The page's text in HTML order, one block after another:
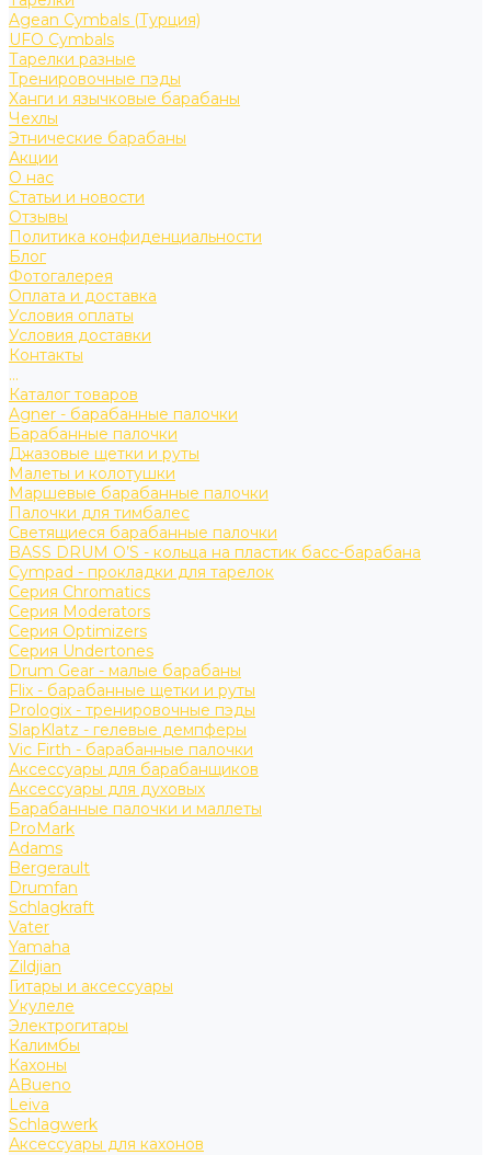
Agean Cymbals (Турция)
UFO Cymbals
Тарелки разные
Тренировочные пэды
Ханги и язычковые барабаны
Чехлы
Этнические барабаны
Акции
О нас
Статьи и новости
Отзывы
Политика конфиденциальности
Блог
Фотогалерея
Оплата и доставка
Условия оплаты
Условия доставки
Контакты
...
Каталог товаров
Agner - барабанные палочки
Барабанные палочки
Джазовые щетки и руты
Малеты и колотушки
Маршевые барабанные палочки
Палочки для тимбалес
Светящиеся барабанные палочки
BASS DRUM O’S - кольца на пластик басс-барабана
Cympad - прокладки для тарелок
Серия Chromatics
Серия Moderators
Серия Optimizers
Серия Undertones
Drum Gear - малые барабаны
Flix - барабанные щетки и руты
Prologix - тренировочные пэды
SlapKlatz - гелевые демпферы
Vic Firth - барабанные палочки
Аксессуары для барабанщиков
Аксессуары для духовых
Барабанные палочки и маллеты
ProMark
Adams
Bergerault
Drumfan
Schlagkraft
Vater
Yamaha
Zildjian
Гитары и аксессуары
Укулеле
Электрогитары
Калимбы
Кахоны
ABueno
Leiva
Schlagwerk
Аксессуары для кахонов